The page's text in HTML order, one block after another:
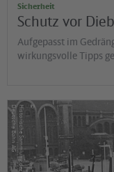
Sicherheit
Schutz vor
Aufgepasst im
wirkungsvolle Tipps
©
H
is
t
o
r
is
c
h
e
S
a
m
m
lu
n
g
d
e
r
D
e
u
t
s
c
h
e
B
a
h
n
A
G